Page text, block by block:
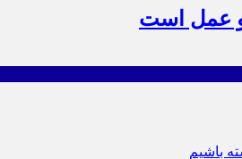
و عمل است